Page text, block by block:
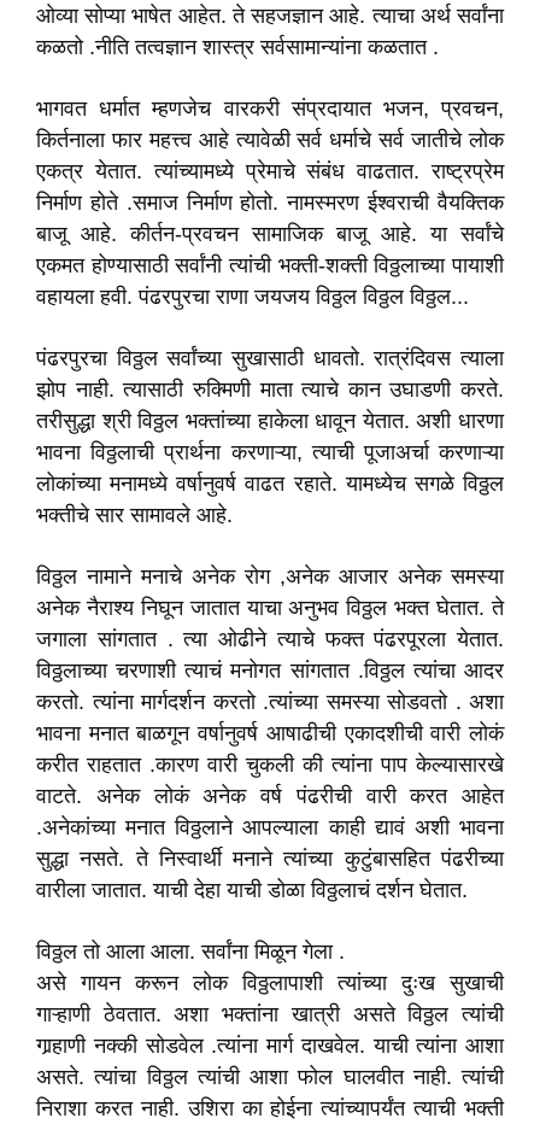
ओव्या सोप्या भाषेत आहेत. ते सहजज्ञान आहे. त्याचा अर्थ सर्वांना
कळतो .नीति तत्वज्ञान शास्त्र सर्वसामान्यांना कळतात .
भागवत धर्मात म्हणजेच वारकरी संप्रदायात भजन, प्रवचन,
किर्तनाला फार महत्त्व आहे त्यावेळी सर्व धर्माचे सर्व जातीचे लोक
एकत्र येतात. त्यांच्यामध्ये प्रेमाचे संबंध वाढतात. राष्ट्रप्रेम
निर्माण होते .समाज निर्माण होतो. नामस्मरण ईश्वराची वैयक्तिक
बाजू आहे. कीर्तन-प्रवचन सामाजिक बाजू आहे. या सर्वांचे
एकमत होण्यासाठी सर्वांनी त्यांची भक्ती-शक्ती विठ्ठलाच्या पायाशी
वहायला हवी. पंढरपुरचा राणा जयजय विठ्ठल विठ्ठल विठ्ठल...
पंढरपुरचा विठ्ठल सर्वांच्या सुखासाठी धावतो. रात्रंदिवस त्याला
झोप नाही. त्यासाठी रुक्मिणी माता त्याचे कान उघाडणी करते.
तरीसुद्धा श्री विठ्ठल भक्तांच्या हाकेला धावून येतात. अशी धारणा
भावना विठ्ठलाची प्रार्थना करणाऱ्या, त्याची पूजाअर्चा करणाऱ्या
लोकांच्या मनामध्ये वर्षानुवर्ष वाढत रहाते. यामध्येच सगळे विठ्ठल
भक्तीचे सार सामावले आहे.
विठ्ठल नामाने मनाचे अनेक रोग ,अनेक आजार अनेक समस्या
अनेक नैराश्य निघून जातात याचा अनुभव विठ्ठल भक्त घेतात. ते
जगाला सांगतात . त्या ओढीने त्याचे फक्त पंढरपूरला येतात.
विठ्ठलाच्या चरणाशी त्याचं मनोगत सांगतात .विठ्ठल त्यांचा आदर
करतो. त्यांना मार्गदर्शन करतो .त्यांच्या समस्या सोडवतो . अशा
भावना मनात बाळगून वर्षानुवर्ष आषाढीची एकादशीची वारी लोकं
करीत राहतात .कारण वारी चुकली की त्यांना पाप केल्यासारखे
वाटते. अनेक लोकं अनेक वर्ष पंढरीची वारी करत आहेत
.अनेकांच्या मनात विठ्ठलाने आपल्याला काही द्यावं अशी भावना
सुद्धा नसते. ते निस्वार्थी मनाने त्यांच्या कुटुंबासहित पंढरीच्या
वारीला जातात. याची देहा याची डोळा विठ्ठलाचं दर्शन घेतात.
विठ्ठल तो आला आला. सर्वांना मिळून गेला .
असे गायन करून लोक विठ्ठलापाशी त्यांच्या दुःख सुखाची
गाऱ्हाणी ठेवतात. अशा भक्तांना खात्री असते विठ्ठल त्यांची
गार्‍हाणी नक्की सोडवेल .त्यांना मार्ग दाखवेल. याची त्यांना आशा
असते. त्यांचा विठ्ठल त्यांची आशा फोल घालवीत नाही. त्यांची
निराशा करत नाही. उशिरा का होईना त्यांच्यापर्यंत त्याची भक्ती